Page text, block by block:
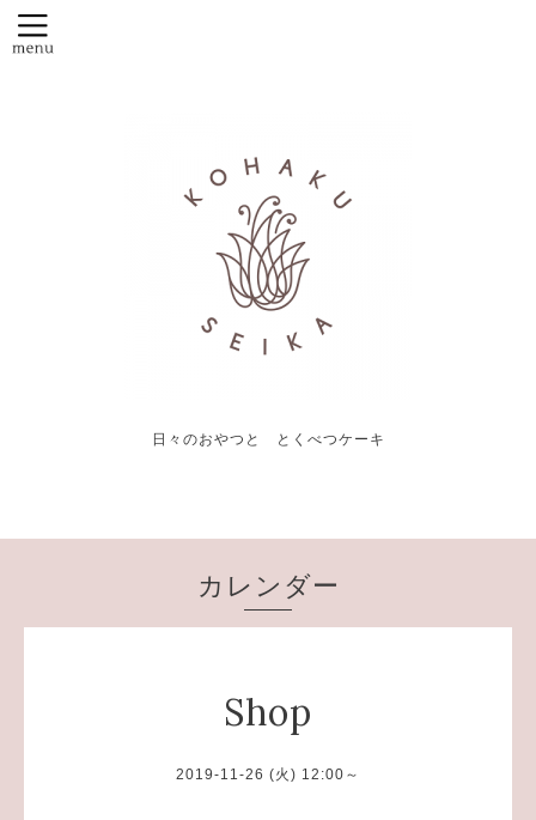
日々のおやつと とくべつケーキ
カレンダー
Shop
2019-11-26 (火) 12:00～